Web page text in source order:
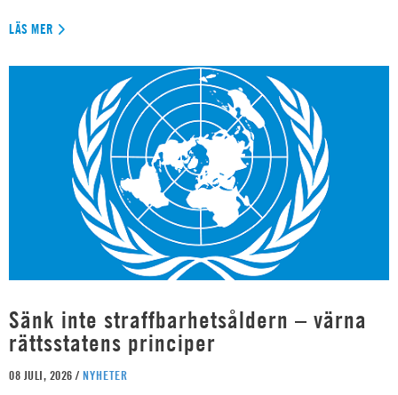
LÄS MER
Sänk inte straffbarhetsåldern – värna
rättsstatens principer
08 JULI, 2026 / NYHETER